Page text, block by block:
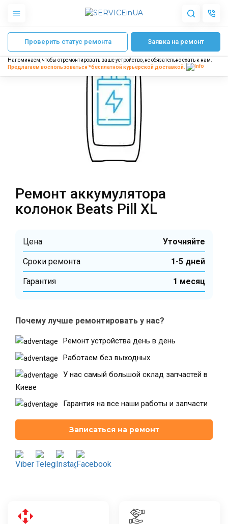
Apple
Гаджеты
Акустика
Партнерам
Интернет-магазин
Театральная
г. Киев, ул. Крещатик 44-А г. Киев, ул. Анны Ахматовой, 30
Оболонь Дворец "Украина"
Дарница
г. Киев, Комфорт Таун, ул.
Березнева, 16, корпус 3
RU UK
Проверить статус ремонта Заявка на ремонт
Напоминаем, чтобы отремонтировать ваше устройство, не обязательно ехать к нам.
Предлагаем воспользоваться *бесплатнойкурьерской доставкой.
Главная Ремонт колонок Beats Beats Pill XL Ремонт аккумулятора
Ремонт аккумулятора
колонок Beats Pill XL
Цена Уточняйте
Cроки ремонта 1-5 дней
Гарантия 1 месяц
Почему лучше ремонтировать у нас?
Ремонт устройства день в день
Работаем без выходных
У нас самый большой склад запчастей в
Киеве
Гарантия на все наши работы и запчасти
Записаться на ремонт